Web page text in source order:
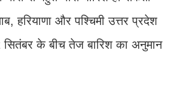
हरियाणा और पश्चिमी उत्तर प्रदेश
के बीच तेज बारिश का अनुमान